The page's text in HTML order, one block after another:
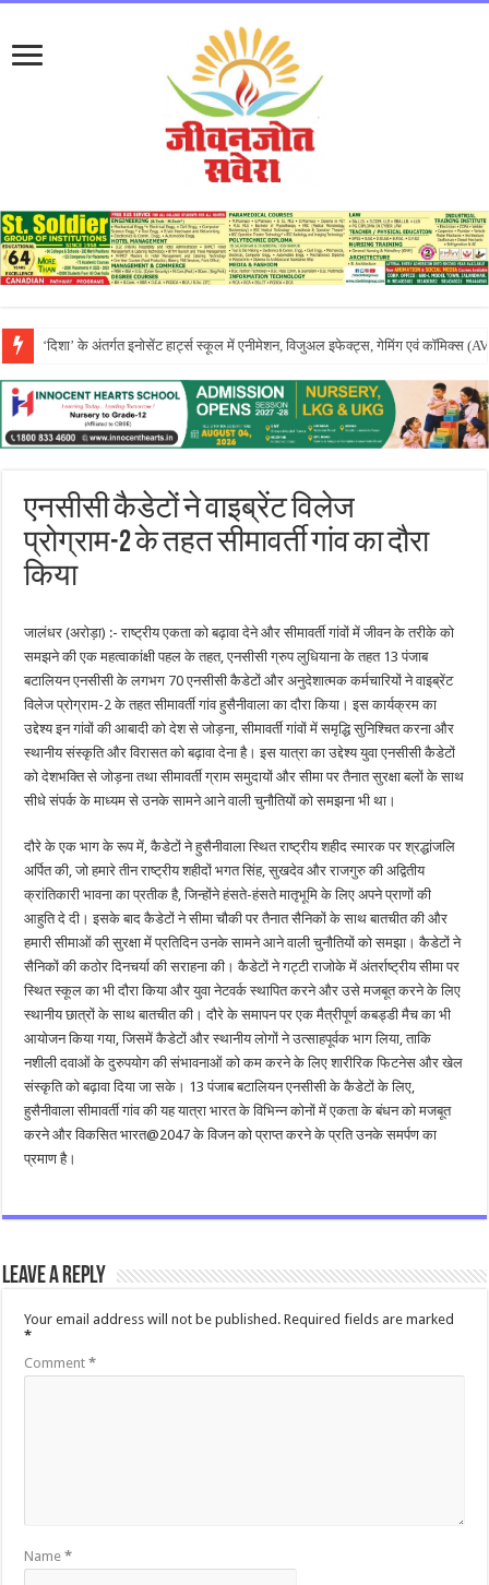
एपीजे रिदम्स किंडरवर्ल्ड में धूमधाम से मनाया गया तीयां दा मेला
एनसीसी कैडेटों ने वाइब्रेंट विलेज
प्रोग्राम-2 के तहत सीमावर्ती गांव का दौरा
किया
जालंधर (अरोड़ा) :- राष्ट्रीय एकता को बढ़ावा देने और सीमावर्ती गांवों में जीवन के तरीके को
समझने की एक महत्वाकांक्षी पहल के तहत, एनसीसी ग्रुप लुधियाना के तहत 13 पंजाब
बटालियन एनसीसी के लगभग 70 एनसीसी कैडेटों और अनुदेशात्मक कर्मचारियों ने वाइब्रेंट
विलेज प्रोग्राम-2 के तहत सीमावर्ती गांव हुसैनीवाला का दौरा किया। इस कार्यक्रम का
उद्देश्य इन गांवों की आबादी को देश से जोड़ना, सीमावर्ती गांवों में समृद्धि सुनिश्चित करना और
स्थानीय संस्कृति और विरासत को बढ़ावा देना है। इस यात्रा का उद्देश्य युवा एनसीसी कैडेटों
को देशभक्ति से जोड़ना तथा सीमावर्ती ग्राम समुदायों और सीमा पर तैनात सुरक्षा बलों के साथ
सीधे संपर्क के माध्यम से उनके सामने आने वाली चुनौतियों को समझना भी था।
दौरे के एक भाग के रूप में, कैडेटों ने हुसैनीवाला स्थित राष्ट्रीय शहीद स्मारक पर श्रद्धांजलि
अर्पित की, जो हमारे तीन राष्ट्रीय शहीदों भगत सिंह, सुखदेव और राजगुरु की अद्वितीय
क्रांतिकारी भावना का प्रतीक है, जिन्होंने हंसते-हंसते मातृभूमि के लिए अपने प्राणों की
आहुति दे दी। इसके बाद कैडेटों ने सीमा चौकी पर तैनात सैनिकों के साथ बातचीत की और
हमारी सीमाओं की सुरक्षा में प्रतिदिन उनके सामने आने वाली चुनौतियों को समझा। कैडेटों ने
सैनिकों की कठोर दिनचर्या की सराहना की। कैडेटों ने गट्टी राजोके में अंतर्राष्ट्रीय सीमा पर
स्थित स्कूल का भी दौरा किया और युवा नेटवर्क स्थापित करने और उसे मजबूत करने के लिए
स्थानीय छात्रों के साथ बातचीत की। दौरे के समापन पर एक मैत्रीपूर्ण कबड्डी मैच का भी
आयोजन किया गया, जिसमें कैडेटों और स्थानीय लोगों ने उत्साहपूर्वक भाग लिया, ताकि
नशीली दवाओं के दुरुपयोग की संभावनाओं को कम करने के लिए शारीरिक फिटनेस और खेल
संस्कृति को बढ़ावा दिया जा सके। 13 पंजाब बटालियन एनसीसी के कैडेटों के लिए,
हुसैनीवाला सीमावर्ती गांव की यह यात्रा भारत के विभिन्न कोनों में एकता के बंधन को मजबूत
करने और विकसित भारत@2047 के विजन को प्राप्त करने के प्रति उनके समर्पण का
प्रमाण है।
Leave a Reply
Your email address will not be published. Required fields are marked
*
Comment*
Name*